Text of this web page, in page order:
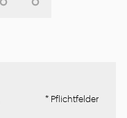
* Pflichtfelder